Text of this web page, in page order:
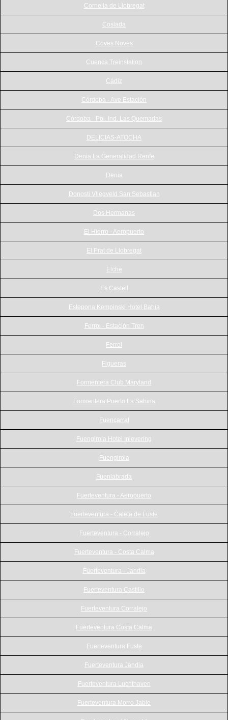
Cornella de Llobregat
Coslada
Coves Noves
Cuenca Treinstation
Cádiz
Córdoba - Ave Estación
Córdoba - Pol. Ind. Las Quemadas
DELICIAS-ATOCHA
Denia La Generalidad Renfe
Denia
Donosti Vliegveld San Sebastian
Dos Hermanas
El Hierro - Aeropuerto
El Prat de Llobregat
Elche
Es Castell
Estepona Kempinski Hotel Bahia
Ferrol - Estación Tren
Ferrol
Figueras
Formentera Club Maryland
Formentera Puerto La Sabina
Fuencarral
Fuengirola Hotel Inlevering
Fuengirola
Fuenlabrada
Fuerteventura - Aeropuerto
Fuerteventura - Caleta de Fuste
Fuerteventura - Corralejo
Fuerteventura - Costa Calma
Fuerteventura - Jandia
Fuerteventura Castillo
Fuerteventura Corralejo
Fuerteventura Costa Calma
Fuerteventura Fuste
Fuerteventura Jandia
Fuerteventura Luchthaven
Fuerteventura Morro Jable